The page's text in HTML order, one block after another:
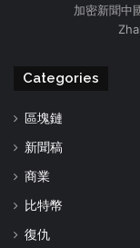
加密新聞中
Categories
區塊鏈
新聞稿
商業
比特幣
復仇